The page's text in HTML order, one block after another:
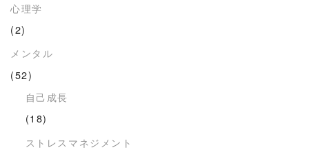
心理学
(2)
メンタル
(52)
自己成長
(18)
ストレスマネジメント